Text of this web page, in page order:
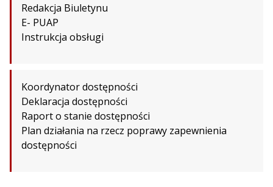
Redakcja Biuletynu
E- PUAP
Instrukcja obsługi
Koordynator dostępności
Deklaracja dostępności
Raport o stanie dostępności
Plan działania na rzecz poprawy zapewnienia
dostępności